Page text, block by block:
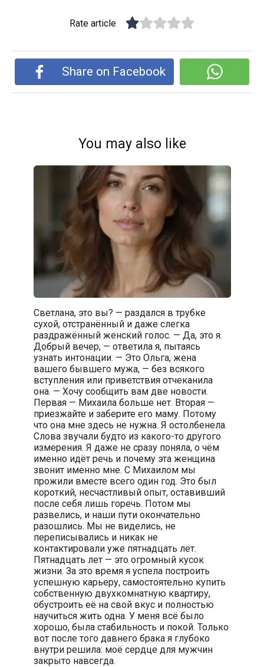
Rate article
Share on Facebook
You may also like
Светлана, это вы? — раздался в трубке
сухой, отстранённый и даже слегка
раздражённый женский голос. — Да, это я.
Добрый вечер, — ответила я, пытаясь
узнать интонации. — Это Ольга, жена
вашего бывшего мужа, — без всякого
вступления или приветствия отчеканила
она. — Хочу сообщить вам две новости.
Первая — Михаила больше нет. Вторая —
приезжайте и заберите его маму. Потому
что она мне здесь не нужна. Я остолбенела.
Слова звучали будто из какого-то другого
измерения. Я даже не сразу поняла, о чём
именно идёт речь и почему эта женщина
звонит именно мне. С Михаилом мы
прожили вместе всего один год. Это был
короткий, несчастливый опыт, оставивший
после себя лишь горечь. Потом мы
развелись, и наши пути окончательно
разошлись. Мы не виделись, не
переписывались и никак не
контактировали уже пятнадцать лет.
Пятнадцать лет — это огромный кусок
жизни. За это время я успела построить
успешную карьеру, самостоятельно купить
собственную двухкомнатную квартиру,
обустроить её на свой вкус и полностью
научиться жить одна. У меня всё было
хорошо, была стабильность и покой. Только
вот после того давнего брака я глубоко
внутри решила: моё сердце для мужчин
закрыто навсегда.